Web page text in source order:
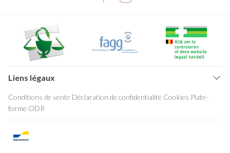
Liens légaux
Conditions de vente Déclaration de confidentialité Cookies Plate-
forme ODR